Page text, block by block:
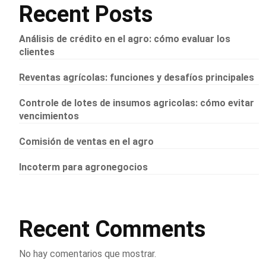
Recent Posts
Análisis de crédito en el agro: cómo evaluar los
clientes
Reventas agrícolas: funciones y desafíos principales
Controle de lotes de insumos agricolas: cómo evitar
vencimientos
Comisión de ventas en el agro
Incoterm para agronegocios
Recent Comments
No hay comentarios que mostrar.